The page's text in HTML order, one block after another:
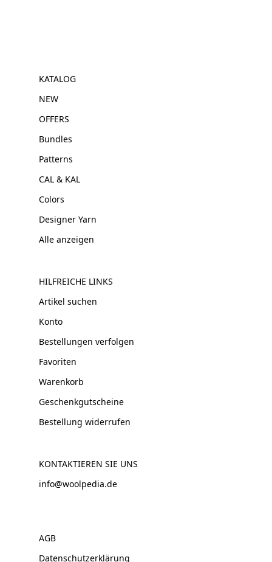
KATALOG
NEW
OFFERS
Bundles
Patterns
CAL & KAL
Colors
Designer Yarn
Alle anzeigen
HILFREICHE LINKS
Artikel suchen
Konto
Bestellungen verfolgen
Favoriten
Warenkorb
Geschenkgutscheine
Bestellung widerrufen
KONTAKTIEREN SIE UNS
info@woolpedia.de
AGB
Datenschutzerklärung